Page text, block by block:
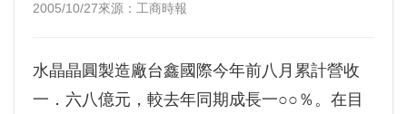
2005/10/27來源：工商時報
水晶晶圓製造廠台鑫國際今年前八月累計營收
一．六八億元，較去年同期成長一○○％。在目